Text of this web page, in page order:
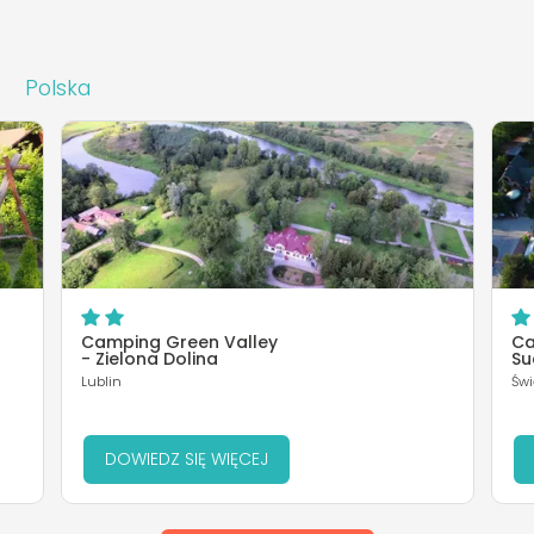
Polska
Camping Green Valley
- Zielona Dolina
Lublin
DOWIEDZ SIĘ WIĘCEJ